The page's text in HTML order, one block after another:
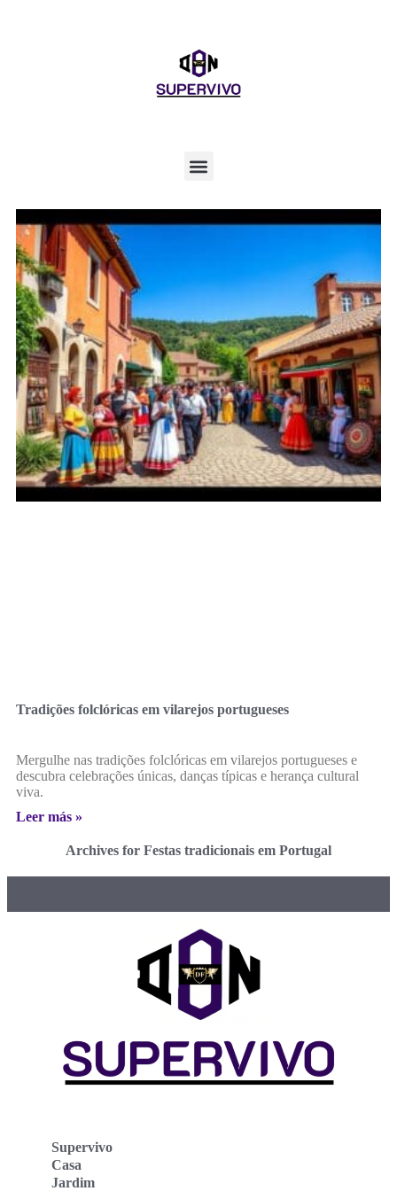
Tradições folclóricas em vilarejos portugueses
Mergulhe nas tradições folclóricas em vilarejos portugueses e
descubra celebrações únicas, danças típicas e herança cultural
viva.
Leer más »
Archives for Festas tradicionais em Portugal
Supervivo
Casa
Jardim